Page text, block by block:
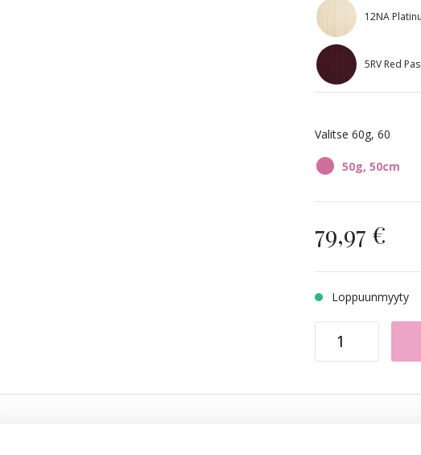
12NA
5RV Red
8B/11G
8A/10NV
1N/12NA
Valitse 60g, 60
50g, 50cm
79,97 €
Loppuunmyyty